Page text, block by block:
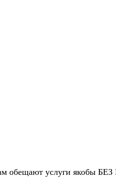
обещают услуги якобы